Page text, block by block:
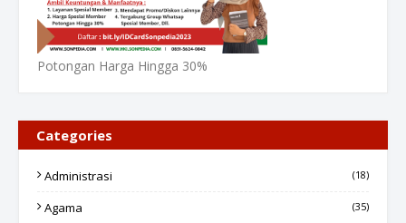
Potongan Harga Hingga 30%
Categories
Administrasi (18)
Agama (35)